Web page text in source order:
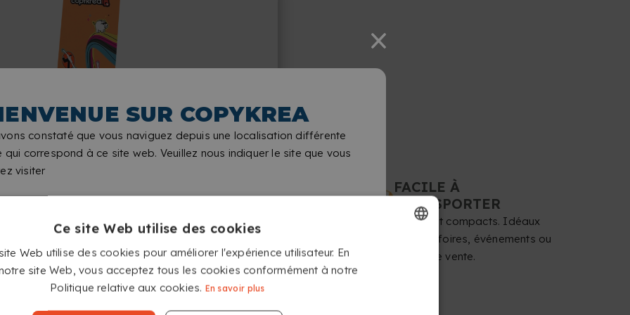
SUR COPYKREA
constaté que vous naviguez depuis une localisation différente
qui correspond à ce site web. Veuillez nous indiquer le site que vous
visiter
X BANNER EXTÉRIEUR AVEC
BASE À REMPLIR
Reste stable même en cas de vent
minutes sans complications ni
FACILE À
TRANSPORTER
Légers et compacts. Idéaux
pour les foires, événements ou
points de vente.
Ce site Web utilise des cookies
Web utilise des cookies pour améliorer l'expérience utilisateur. En
site Web, vous acceptez tous les cookies conformément à notre
Politique relative aux cookies. En savoir plus